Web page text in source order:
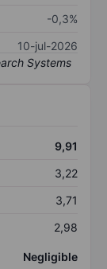
-0,3%
10-jul-2026
9,91
3,22
3,71
2,98
Negligible